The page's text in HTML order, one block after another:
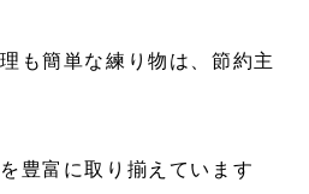
も簡単な練り物は、節約主
豊富に取り揃えています